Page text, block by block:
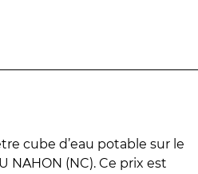
cube d’eau potable sur le
NAHON (NC). Ce prix est